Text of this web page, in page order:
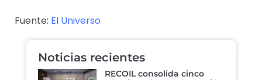
Fuente: El Universo
Noticias recientes
RECOIL consolida cinco